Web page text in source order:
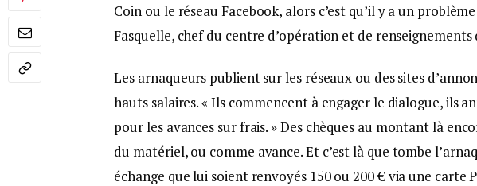
Coin ou le réseau Facebook, alors c’est qu’il y a un
Fasquelle, chef du centre d’opération et de
Les arnaqueurs publient sur les réseaux ou des sites
hauts salaires. « Ils commencent à engager le dialogue, ils
pour les avances sur frais. » Des chèques au montant là
du matériel, ou comme avance. Et c’est là que tombe
échange que lui soient renvoyés 150 ou 200 € via une carte